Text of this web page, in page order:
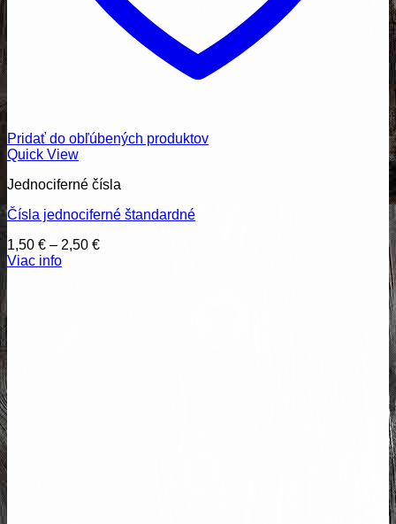
Pridať do obľúbených produktov
Quick View
Jednociferné čísla
Čísla jednociferné štandardné
1,50 € – 2,50 €Price
Viac info